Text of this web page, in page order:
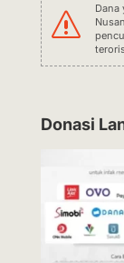
s
Dana
Donasi